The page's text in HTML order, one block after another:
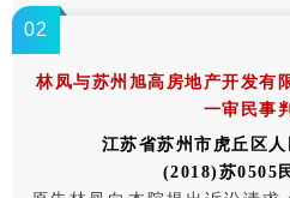
02
林凤与苏州旭高房地产开发有
一审民事
江苏省苏州市虎丘区
(2018)苏0505